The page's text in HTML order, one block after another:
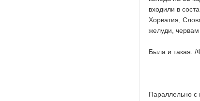
входили в
Хорватия,
желуди,
Была и такая. /
Параллельно с